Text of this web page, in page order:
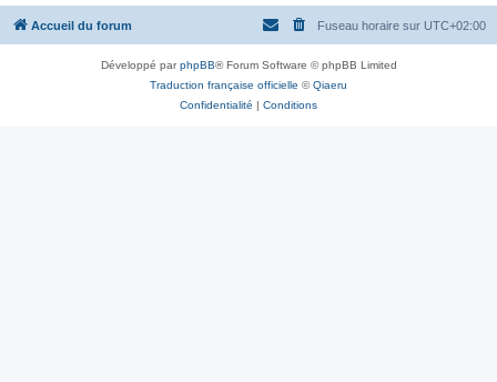
Accueil du forum Fuseau horaire sur UTC+02:00
Développé parphpBB® Forum Software © phpBB Limited
Traduction française officielle ©Qiaeru
Confidentialité | Conditions